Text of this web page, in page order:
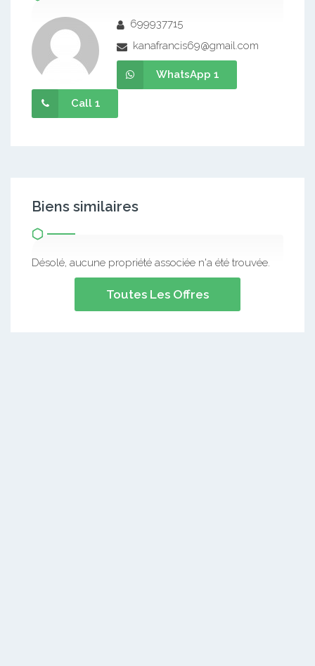
699937715
kanafrancis69@gmail.com
WhatsApp 1
Call 1
Biens similaires
Désolé, aucune propriété associée n'a été trouvée.
Toutes Les Offres